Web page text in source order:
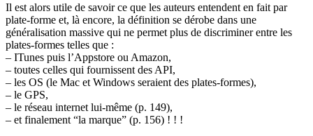
Il est alors utile de savoir ce que les auteurs entendent en fait par
plate-forme et, là encore, la définition se dérobe dans une
généralisation massive qui ne permet plus de discriminer entre les
plates-formes telles que :
– ITunes puis l’Appstore ou Amazon,
– toutes celles qui fournissent des API,
– les OS (le Mac et Windows seraient des plates-formes),
– le GPS,
– le réseau internet lui-même (p. 149),
– et finalement “la marque” (p. 156) ! ! !